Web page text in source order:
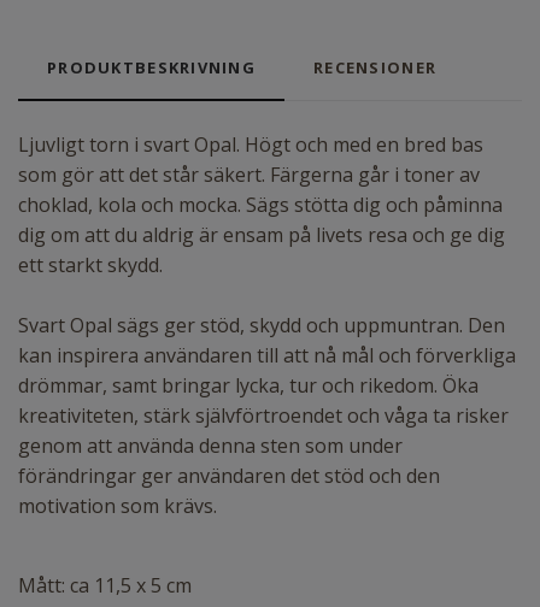
PRODUKTBESKRIVNING RECENSIONER
Ljuvligt torn i svart Opal. Högt och med en bred bas
som gör att det står säkert. Färgerna går i toner av
choklad, kola och mocka. Sägs stötta dig och påminna
dig om att du aldrig är ensam på livets resa och ge dig
ett starkt skydd.
Svart Opal sägs ger stöd, skydd och uppmuntran. Den
kan inspirera användaren till att nå mål och förverkliga
drömmar, samt bringar lycka, tur och rikedom. Öka
kreativiteten, stärk självförtroendet och våga ta risker
genom att använda denna sten som under
förändringar ger användaren det stöd och den
motivation som krävs.
Mått: ca 11,5 x 5 cm